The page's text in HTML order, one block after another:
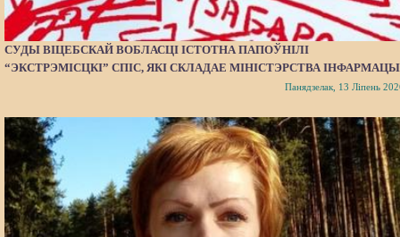
СУДЫ ВІЦЕБСКАЙ ВОБЛАСЦІ ІСТОТНА ПАПОЎНІЛІ
“ЭКСТРЭМІСЦКІ” СПІС, ЯКІ СКЛАДАЕ МІНІСТЭРСТВА
Панядзелак, 13 Ліпень